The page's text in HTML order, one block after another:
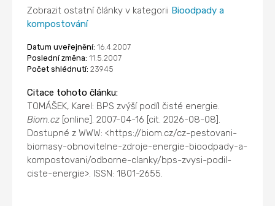
Zobrazit ostatní články v kategorii Bioodpady a
kompostování
Datum uveřejnění: 16.4.2007
Poslední změna: 11.5.2007
Počet shlédnutí: 23945
Citace tohoto článku:
TOMÁŠEK, Karel: BPS zvýší podíl čisté energie.
Biom.cz [online]. 2007-04-16 [cit. 2026-08-08].
Dostupné z WWW: <https://biom.cz/cz-pestovani-
biomasy-obnovitelne-zdroje-energie-bioodpady-a-
kompostovani/odborne-clanky/bps-zvysi-podil-
ciste-energie>. ISSN: 1801-2655.